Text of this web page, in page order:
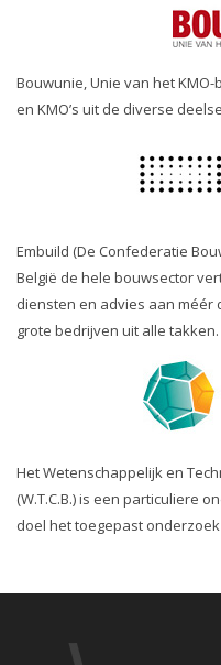
Bouwunie, Unie van het
en KMO’s uit de diverse
Embuild (De Confederatie
België de hele bouwsector
diensten en advies aan méér
grote bedrijven uit alle takken.
Het Wetenschappelijk en
(W.T.C.B.) is een particuliere
doel het toegepast